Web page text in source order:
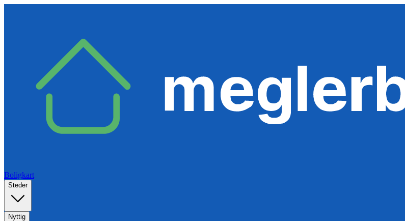
Boligkart
Steder
Nyttig